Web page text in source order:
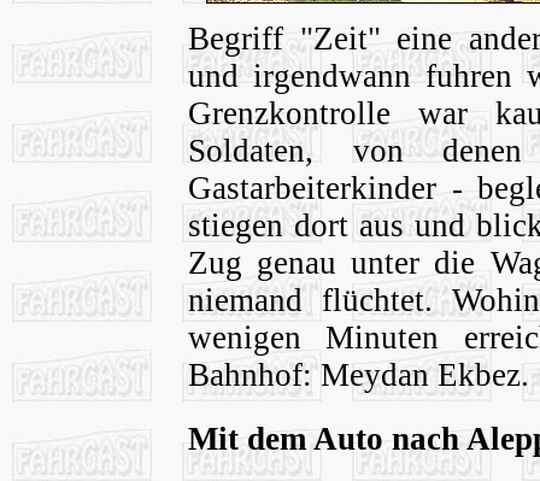
Begriff "Zeit" eine
und irgendwann fuhren
Grenzkontrolle war
Soldaten, von
Gastarbeiterkinder -
stiegen dort aus und
Zug genau unter die
niemand flüchtet.
wenigen Minuten
Bahnhof: Meydan Ekbez.
Mit dem Auto nach